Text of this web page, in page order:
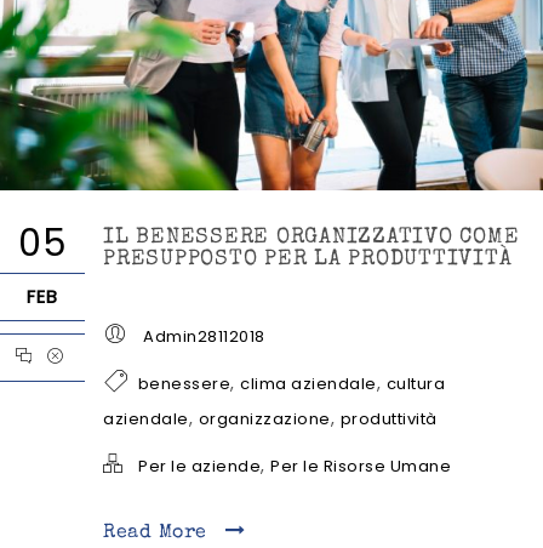
05
FEB
IL BENESSERE ORGANIZZATIVO COME
PRESUPPOSTO PER LA PRODUTTIVITÀ
Admin28112018
benessere, clima aziendale, cultura
aziendale, organizzazione, produttività
Per le aziende, Per le Risorse Umane
Read More